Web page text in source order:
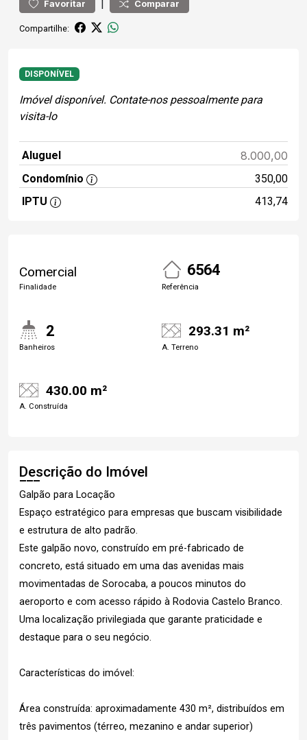
Favoritar | Comparar
Compartilhe:
DISPONÍVEL
Imóvel disponível. Contate-nos pessoalmente para
visita-lo
Aluguel 8.000,00
Condomínio
350,00
IPTU
413,74
Comercial
Finalidade
6564
Referência
2
Banheiros
293.31 m²
A. Terreno
430.00 m²
A. Construída
Descrição do Imóvel
Galpão para Locação
Espaço estratégico para empresas que buscam visibilidade
e estrutura de alto padrão.
Este galpão novo, construído em pré-fabricado de
concreto, está situado em uma das avenidas mais
movimentadas de Sorocaba, a poucos minutos do
aeroporto e com acesso rápido à Rodovia Castelo Branco.
Uma localização privilegiada que garante praticidade e
destaque para o seu negócio.
Características do imóvel:
Área construída: aproximadamente 430 m², distribuídos em
três pavimentos (térreo, mezanino e andar superior)